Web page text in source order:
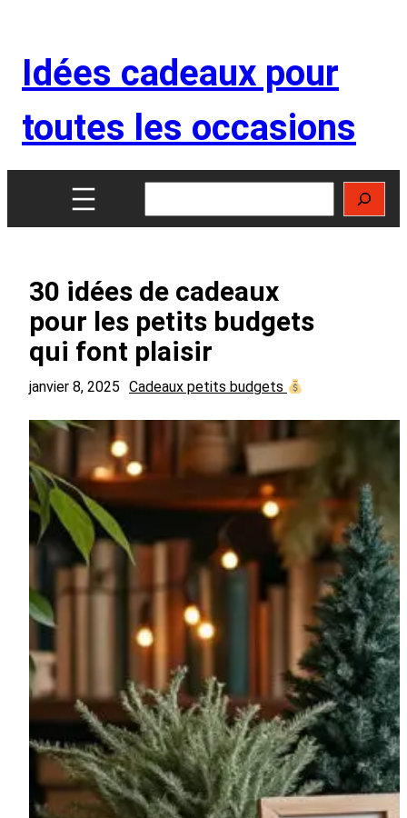
contenu
Idées cadeaux pour
toutes les occasions
30 idées de cadeaux
pour les petits budgets
qui font plaisir
janvier 8, 2025 Cadeaux petits budgets